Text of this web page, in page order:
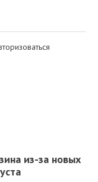
из-за новых